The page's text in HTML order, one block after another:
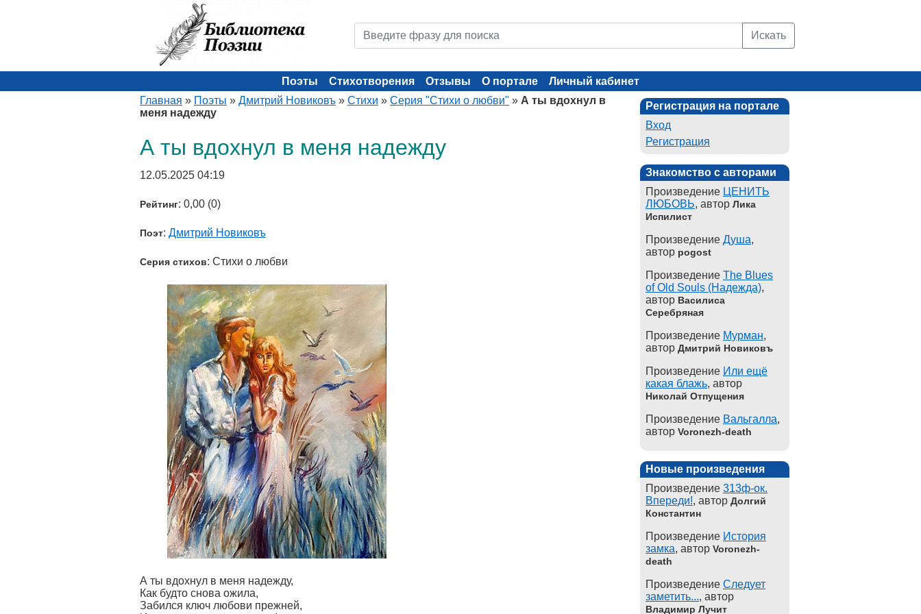
Искать
Поэты Стихотворения Отзывы О портале
Личный кабинет
Главная » Поэты » Дмитрий Новиковъ » Стихи » Серия "Стихи о любви" » А ты вдохнул в
меня надежду
А ты вдохнул в меня надежду
12.05.2025 04:19
Рейтинг: 0,00 (0)
Поэт: Дмитрий Новиковъ
Серия стихов: Стихи о любви
А ты вдохнул в меня надежду,
Как будто снова ожила,
Забился ключ любови прежней,
Регистрация на портале
Вход
Регистрация
Знакомство с авторами
Произведение ЦЕНИТЬ
ЛЮБОВЬ, автор Лика
Испилист
Произведение Душа,
автор pogost
Произведение The Blues
of Old Souls (Надежда),
автор Василиса
Серебряная
Произведение Мурман,
автор Дмитрий Новиковъ
Произведение Или ещё
какая блажь, автор
Николай Отпущения
Произведение Вальгалла,
автор Voronezh-death
Новые произведения
Произведение 313ф-ок.
Впереди!, автор Долгий
Константин
Произведение История
замка, автор Voronezh-
death
Произведение Следует
заметить..., автор
Владимир Лучит